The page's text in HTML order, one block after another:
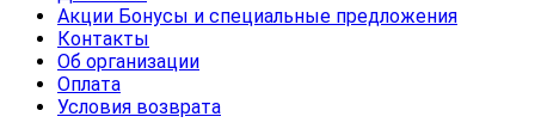
Акции Бонусы и специальные предложения
Контакты
Об организации
Оплата
Условия возврата